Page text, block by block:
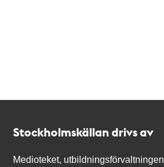
Stockholmskällan drivs av
Medioteket, utbildningsförvaltningen